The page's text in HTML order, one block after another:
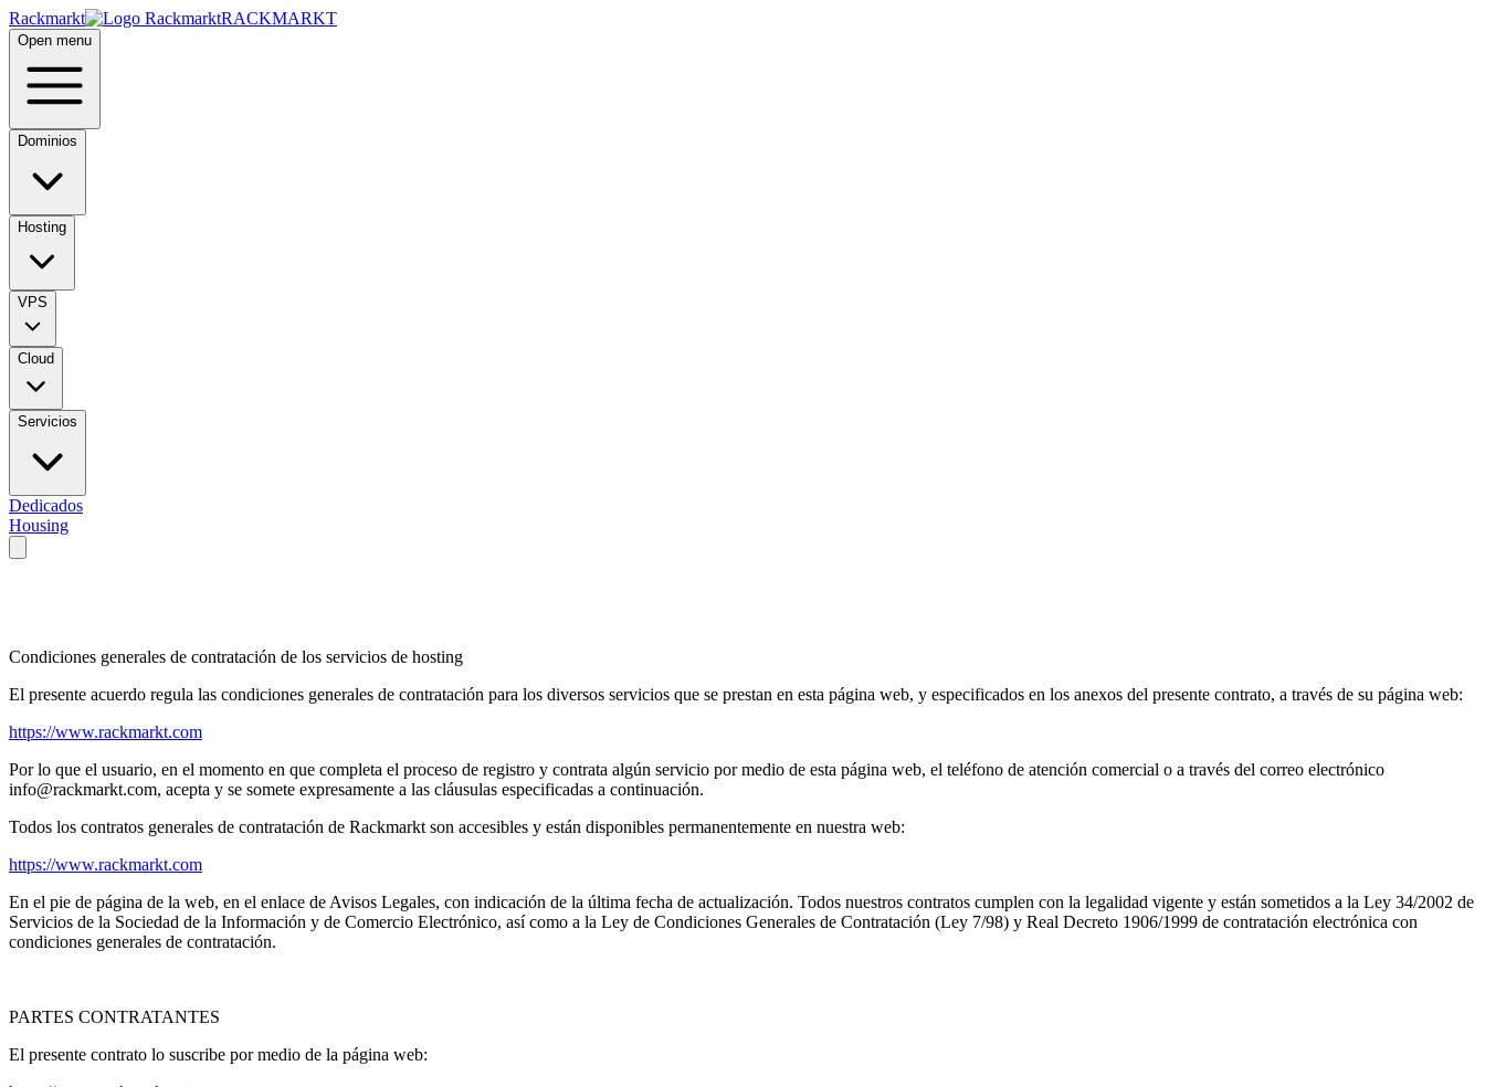
Rackmarkt RACKMARKT
Open menu
Dominios
Hosting
VPS
Cloud
Servicios
Dedicados
Housing
Condiciones generales de contratación de los servicios de hosting
El presente acuerdo regula las condiciones generales de contratación para los diversos servicios que se prestan en esta página web, y especificados en los anexos del presente contrato, a través de su página web:
https://www.rackmarkt.com
Por lo que el usuario, en el momento en que completa el proceso de registro y contrata algún servicio por medio de esta página web, el teléfono de atención comercial o a través del correo electrónico
info@rackmarkt.com, acepta y se somete expresamente a las cláusulas especificadas a continuación.
Todos los contratos generales de contratación de Rackmarkt son accesibles y están disponibles permanentemente en nuestra web:
https://www.rackmarkt.com
En el pie de página de la web, en el enlace de Avisos Legales, con indicación de la última fecha de actualización. Todos nuestros contratos cumplen con la legalidad vigente y están sometidos a la Ley 34/2002 de
Servicios de la Sociedad de la Información y de Comercio Electrónico, así como a la Ley de Condiciones Generales de Contratación (Ley 7/98) y Real Decreto 1906/1999 de contratación electrónica con
condiciones generales de contratación.
PARTES CONTRATANTES
El presente contrato lo suscribe por medio de la página web: